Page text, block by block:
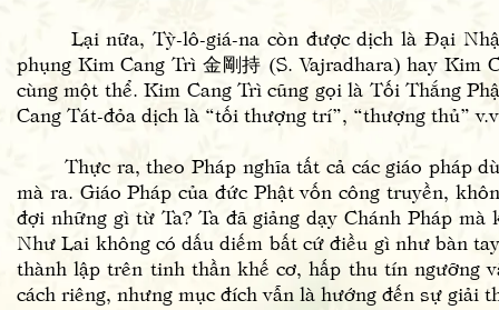
Lại nữa, Tỳ-lô-giá-na còn được dịch là Đại Nhật
phụng Kim Cang Trì 金剛持 (S. Vajradhara) hay Kim
cùng một thể. Kim Cang Trì cũng gọi là Tối Thắng
Cang Tát-đỏa dịch là “tối thượng trí”, “thượng thủ”
Thực ra, theo Pháp nghĩa tất cả các giáo pháp dù
mà ra. Giáo Pháp của đức Phật vốn công truyền,
đợi những gì từ Ta? Ta đã giảng dạy Chánh Pháp
Như Lai không có dấu diếm bất cứ điều gì như bàn
thành lập trên tinh thần khế cơ, hấp thu tín ngưỡng
cách riêng, nhưng mục đích vẫn là hướng đến sự giải